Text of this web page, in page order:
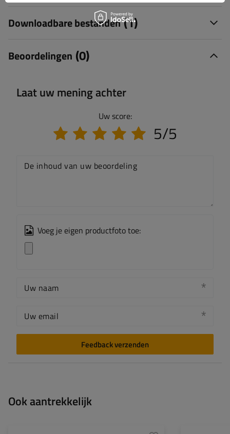
Downloadbare bestanden(1)
Beoordelingen (0)
Laat uw mening achter
Uw score:
5/5
De inhoud van uw beoordeling
Voeg je eigen productfoto toe:
Uw naam
Uw email
Feedback verzenden
Ook aantrekkelijk